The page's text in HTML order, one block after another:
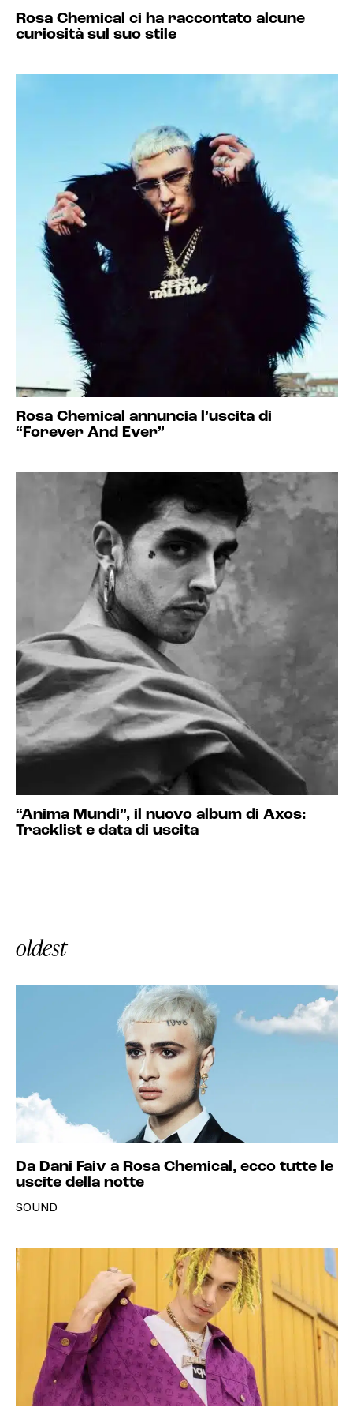
Rosa Chemical ci ha raccontato alcune
curiosità sul suo stile
Rosa Chemical annuncia l’uscita di
“Forever And Ever”
“Anima Mundi”, il nuovo album di Axos:
Tracklist e data di uscita
oldest
Da Dani Faiv a Rosa Chemical, ecco tutte le
uscite della notte
SOUND